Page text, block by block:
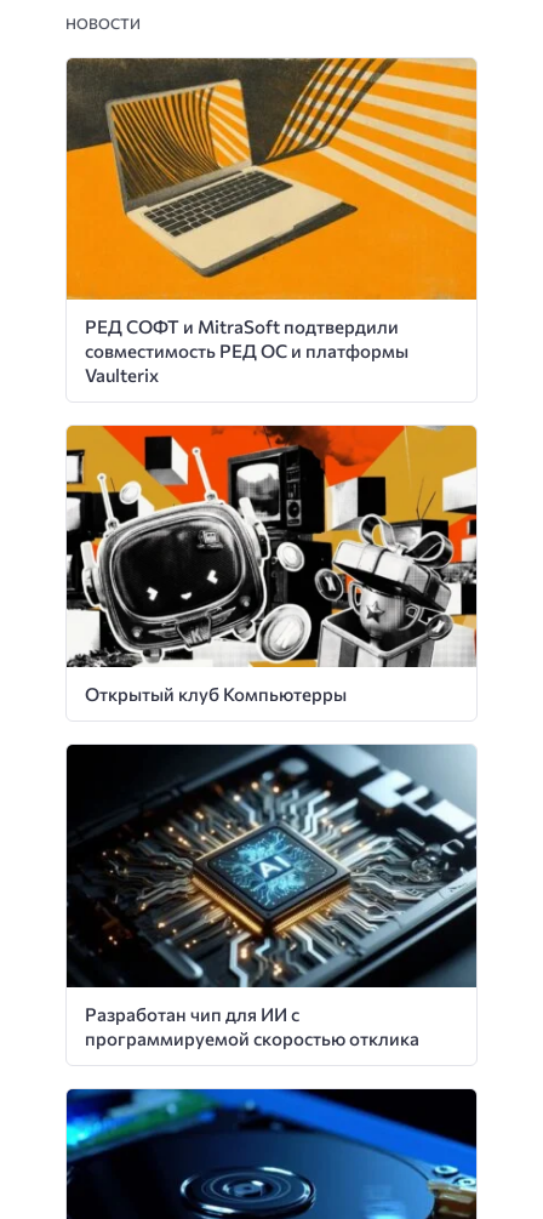
НОВОСТИ
РЕД СОФТ и MitraSoft подтвердили
совместимость РЕД ОС и платформы
Vaulterix
Открытый клуб Компьютерры
Разработан чип для ИИ с
программируемой скоростью отклика